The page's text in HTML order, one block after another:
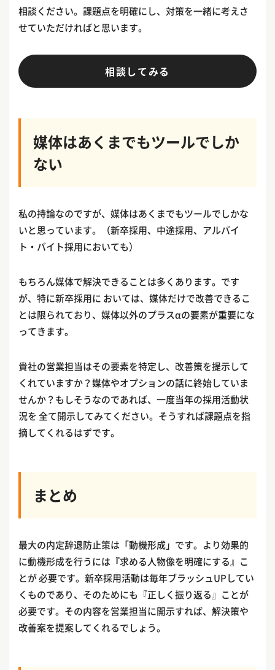
相談ください。課題点を明確にし、対策を一緒に考えさ
せていただければと思います。
相談してみる
媒体はあくまでもツールでしか
ない
私の持論なのですが、媒体はあくまでもツールでしかな
いと思っています。（新卒採用、中途採用、アルバイ
ト・バイト採用においても）
もちろん媒体で解決できることは多くあります。です
が、特に新卒採用に おいては、媒体だけで改善できるこ
とは限られており、媒体以外のプラスαの要素が重要にな
ってきます。
貴社の営業担当はその要素を特定し、改善策を提示して
くれていますか？媒体やオプションの話に終始していま
せんか？もしそうなのであれば、一度当年の採用活動状
況を 全て開示してみてください。そうすれば課題点を指
摘してくれるはずです。
まとめ
最大の内定辞退防止策は「動機形成」です。より効果的
に動機形成を行うには『求める人物像を明確にする』こ
とが 必要です。新卒採用活動は毎年ブラッシュUPしてい
くものであり、そのためにも『正しく振り返る』ことが
必要です。その内容を営業担当に開示すれば、解決策や
改善案を提案してくれるでしょう。